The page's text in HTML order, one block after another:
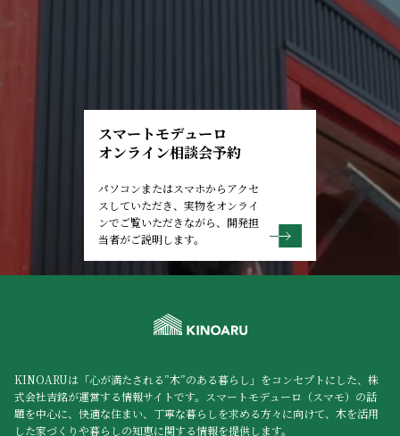
スマートモデューロ
オンライン相談会予約
パソコンまたはスマホからアクセ
スしていただき、実物をオンライ
ンでご覧いただきながら、開発担
当者がご説明します。
KINOARUは「心が満たされる”木”のある暮らし」をコンセプトにした、株
式会社吉銘が運営する情報サイトです。スマートモデューロ（スマモ）の話
題を中心に、快適な住まい、丁寧な暮らしを求める方々に向けて、木を活用
した家づくりや暮らしの知恵に関する情報を提供します。